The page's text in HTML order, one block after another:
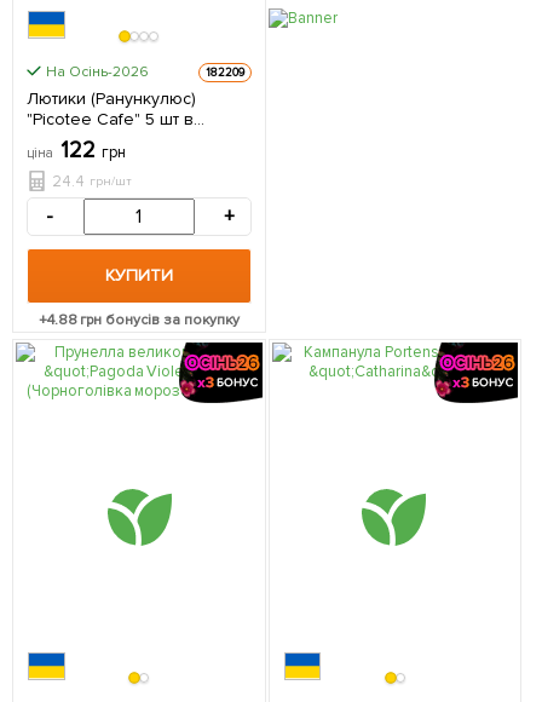
На Осінь-2026 182209
Лютики (Ранункулюс)
"Picotee Cafe" 5 шт в
упаковці
ціна 122 грн
24.4 грн/шт
- +
КУПИТИ
+4.88грн бонусів за покупку